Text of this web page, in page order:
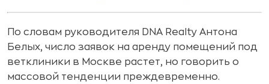
По словам руководителя DNA Realty Антона
Белых, число заявок на аренду помещений под
ветклиники в Москве растет, но говорить о
массовой тенденции преждевременно.